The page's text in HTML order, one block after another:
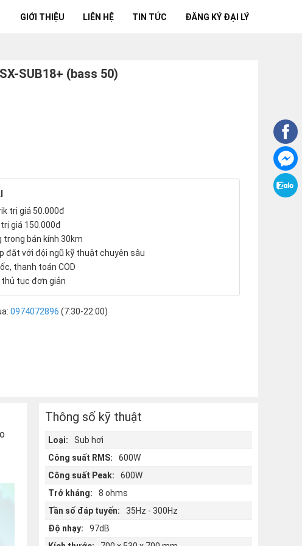
GIỚI THIỆU LIÊN HỆ TIN TỨC ĐĂNG KÝ ĐẠI LÝ
SUB18+ (bass 50)
trị giá 50.000đ
giá 150.000đ
trong bán kính 30km
đặt với đội ngũ kỹ thuật chuyên sâu
thanh toán COD
thủ tục đơn giản
0974072896 (7:30-22:00)
Thông số kỹ thuật
Loại:
Sub hơi
Công suất RMS:
600W
Công suất Peak:
600W
Trở kháng:
8 ohms
Tần số đáp tuyến:
35Hz - 300Hz
Độ nhạy:
97dB